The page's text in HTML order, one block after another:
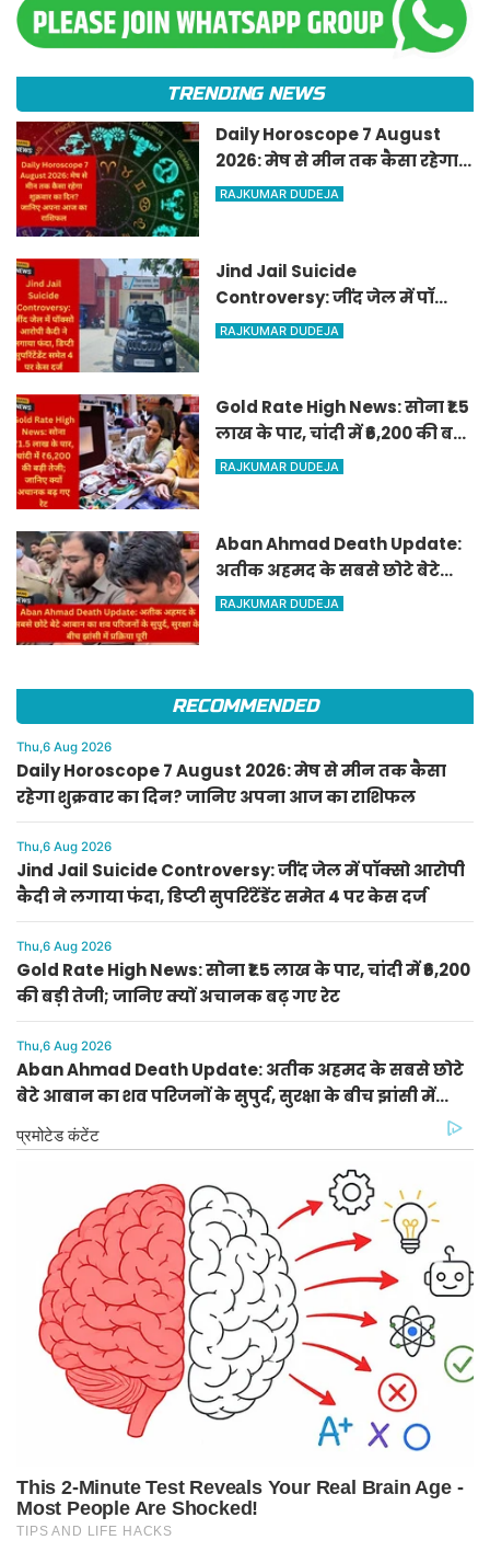
TRENDING NEWS
Daily Horoscope 7 August
2026: मेष से मीन तक कैसा रहेगा
शुक्रवार का दिन? जानिए अपना
RAJKUMAR DUDEJA
Jind Jail Suicide
Controversy: जींद जेल में पॉक्सो
आरोपी कैदी ने लगाया फंदा, डिप्टी
RAJKUMAR DUDEJA
Gold Rate High News: सोना ₹1.5
लाख के पार, चांदी में ₹6,200 की बड़ी
तेजी; जानिए क्यों अचानक बढ़ गए
RAJKUMAR DUDEJA
Aban Ahmad Death Update:
अतीक अहमद के सबसे छोटे बेटे
आबान का शव परिजनों के सुपुर्द,
RAJKUMAR DUDEJA
RECOMMENDED
Thu,6 Aug 2026
Daily Horoscope 7 August 2026: मेष से मीन तक कैसा
रहेगा शुक्रवार का दिन? जानिए अपना आज का राशिफल
Thu,6 Aug 2026
Jind Jail Suicide Controversy: जींद जेल में पॉक्सो आरोपी
कैदी ने लगाया फंदा, डिप्टी सुपरिंटेंडेंट समेत 4 पर केस दर्ज
Thu,6 Aug 2026
Gold Rate High News: सोना ₹1.5 लाख के पार, चांदी में ₹6,200
की बड़ी तेजी; जानिए क्यों अचानक बढ़ गए रेट
Thu,6 Aug 2026
Aban Ahmad Death Update: अतीक अहमद के सबसे छोटे
बेटे आबान का शव परिजनों के सुपुर्द, सुरक्षा के बीच झांसी में
प्रक्रिया पूरी